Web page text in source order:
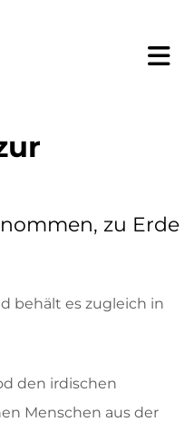
zu Erde
behält es zugleich in
den irdischen
Menschen aus der